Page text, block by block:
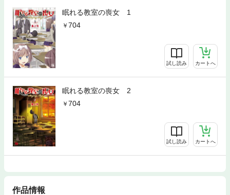
眠れる教室の喪女 1
704
試し読み カートへ
眠れる教室の喪女 2
704
試し読み カートへ
作品情報